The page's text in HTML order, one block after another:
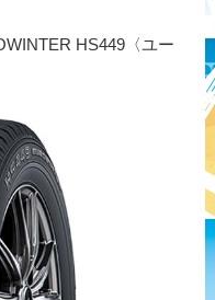
HS449〈ユー